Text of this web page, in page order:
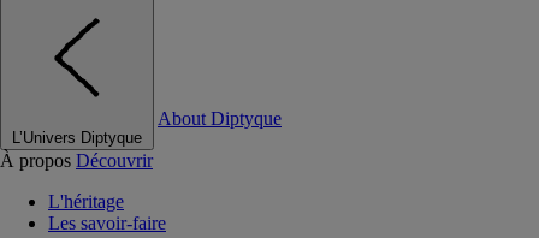
L’Univers Diptyque
About Diptyque
À propos Découvrir
L'héritage
Les savoir-faire